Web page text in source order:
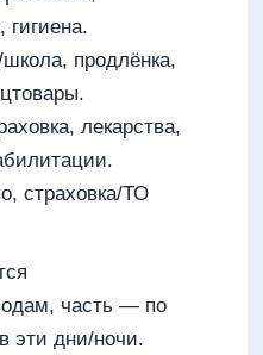
гигиена.
продлёнка,
лекарства,
страховка/ТО
часть — по
эти дни/ночи.